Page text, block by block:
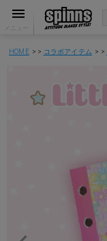
HOME コラボアイテム